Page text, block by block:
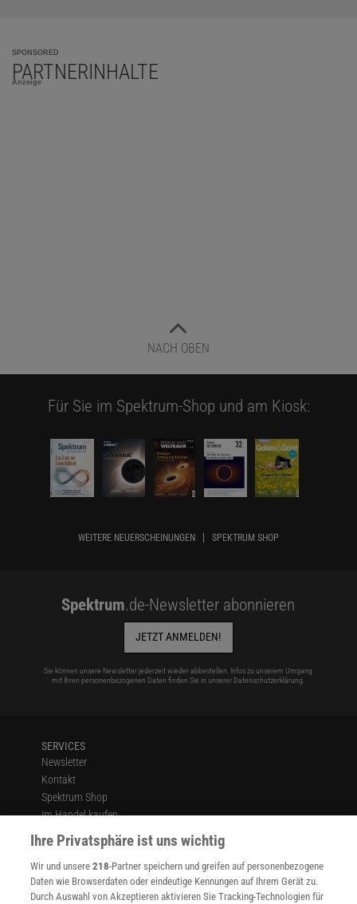
SPONSORED
PARTNERINHALTE
Anzeige
NACH OBEN
Für Sie im Spektrum-Shop und am Kiosk:
WEITERE NEUERSCHEINUNGEN SPEKTRUM SHOP
Spektrum.de-Newsletter abonnieren
JETZT ANMELDEN!
Sie können unsere Newsletter jederzeit wieder abbestellen. Infos zu unserem Umgang
mit Ihren personenbezogenen Daten finden Sie in unserer Datenschutzerklärung.
SERVICES
Newsletter
Kontakt
Spektrum Shop
Im Handel kaufen
Presse
Verträge kündigen
Widerruf
INFO
Ihre Privatsphäre ist uns wichtig
Wir und unsere218-Partner speichern und greifen auf personenbezogene
Daten wie Browserdaten oder eindeutige Kennungen auf Ihrem Gerät zu.
Durch Auswahl von Akzeptieren aktivieren Sie Tracking-Technologien für